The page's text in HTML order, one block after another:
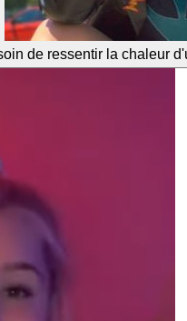
de ressentir la chaleur